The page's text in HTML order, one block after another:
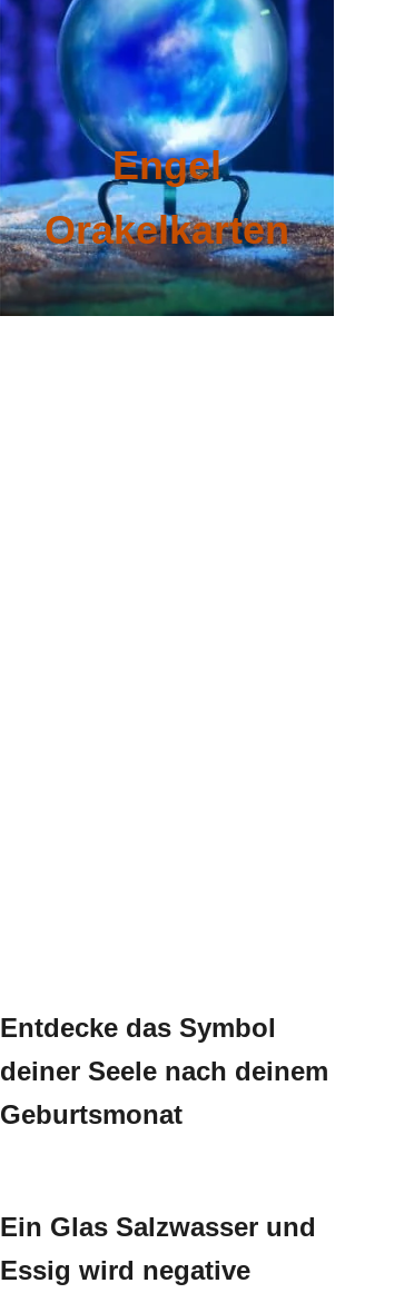
Engel
Orakelkarten
Entdecke das Symbol
deiner Seele nach deinem
Geburtsmonat
Ein Glas Salzwasser und
Essig wird negative